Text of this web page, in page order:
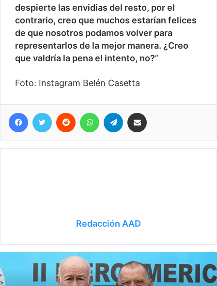
despierte las envidias del resto, por el
contrario, creo que muchos estarían felices
de que nosotros podamos volver para
representarlos de la mejor manera. ¿Creo
que valdría la pena el intento, no?”
Foto: Instagram Belén Casetta
Facebook
Twitter Reddit WhatsAppTelegram
Redacción AAD